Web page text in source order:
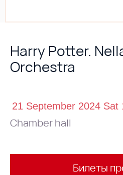
Harry Potter.
Orchestra
Chamber hall
Билеты